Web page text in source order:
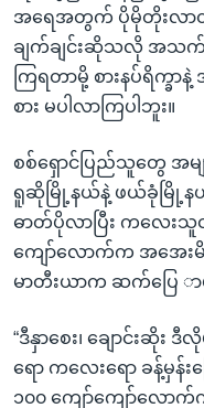
အရေအတွက် ပိုမိုတိုးလာတ
ချက်ချင်းဆိုသလို အသက်
ကြရတာမို့ စားနပ်ရိက္ခာ
စား မပါလာကြပါဘူး။
စစ်ရှောင်ပြည်သူတွေ အမ
ရူဆိုမြို့နယ်နဲ့ ဖယ်ခုံမြို့န
ဓာတ်ပိုလာပြီး ကလေး
ကျော်လောက်က အအေးမိ
မာတီးယာက ဆက်ပြေ ာ
“ဒီနှာစေး၊ ချောင်းဆိုး
ရော ကလေးရော ခန့်မှန်
၁၀၀ ကျော်ကျော်လော